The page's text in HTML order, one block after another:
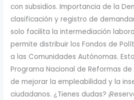
con subsidios. Importancia de la
clasificación y registro de
solo facilita la intermediación
permite distribuir los Fondos de
a las Comunidades Autónomas.
Programa Nacional de Reformas
de mejorar la empleabilidad y la
ciudadanos. ¿Tienes dudas?